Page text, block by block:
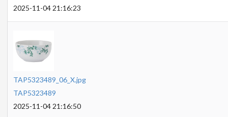
2025-11-04 21:16:23
TAP5323489_06_X.jpg
TAP5323489
2025-11-04 21:16:50